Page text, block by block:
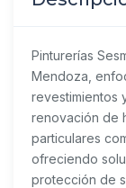
Pinturerías
Mendoza,
revestimientos
renovación de
particulares
ofreciendo
protección de